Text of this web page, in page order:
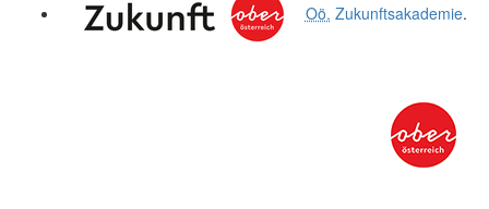
Oö. Zukunftsakademie.